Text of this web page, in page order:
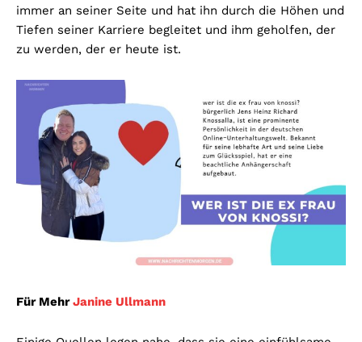
immer an seiner Seite und hat ihn durch die Höhen und
Tiefen seiner Karriere begleitet und ihm geholfen, der
zu werden, der er heute ist.
Für MehrJanine Ullmann